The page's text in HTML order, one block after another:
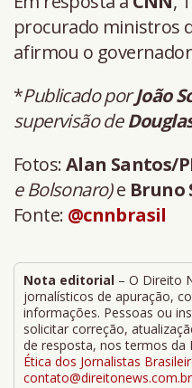
procurado ministros
afirmou o
*Publicado porJoão
supervisão de
Fotos:Alan Santos/
e Bolsonaro)e Bruno
Fonte: @cnnbrasil
Nota editorial – O Direito
jornalísticos de apuração,
informações. Pessoas ou
solicitar correção,
de resposta, nos termos da
Ética dos Jornalistas
contato@direitonews.com.br